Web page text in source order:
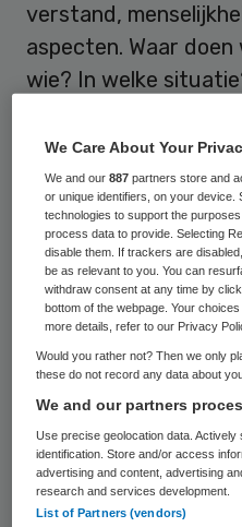
verstand,
aspecten. Waar doen
wie? In welke
vakmanschap.
In het FWG-
al geruime tijd de
zorgprofessionals
krijgen voor hun
gaat om een
ziekenhuis of een
thuiszorg, zij
een hoge
protocollen,
We Care About Your
We and our887 partners store and
or unique identifiers, on your device.
technologies to support the
process data to provide. Selecting
disable them. If trackers are
be as relevant to you. You can
withdraw consent at any time by
bottom of the webpage. Your
more details, refer to our Privacy
Would you rather not? Then we only
these do not record any data about
We and our partners
Use precise geolocation data.
identification. Store and/or access
advertising and content, advertising
research and services development.
List of Partners (vendors)